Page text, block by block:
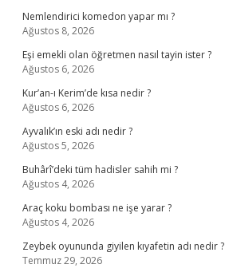
Nemlendirici komedon yapar mı ?
Ağustos 8, 2026
Eşi emekli olan öğretmen nasıl tayin ister ?
Ağustos 6, 2026
Kur’an-ı Kerim’de kısa nedir ?
Ağustos 6, 2026
Ayvalık’ın eski adı nedir ?
Ağustos 5, 2026
Buhârî’deki tüm hadisler sahih mi ?
Ağustos 4, 2026
Araç koku bombası ne işe yarar ?
Ağustos 4, 2026
Zeybek oyununda giyilen kıyafetin adı nedir ?
Temmuz 29, 2026